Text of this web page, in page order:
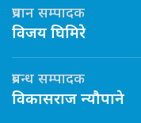
प्रधान सम्पादक
विजय घिमिरे
प्रबन्ध सम्पादक
विकासराज न्यौपाने